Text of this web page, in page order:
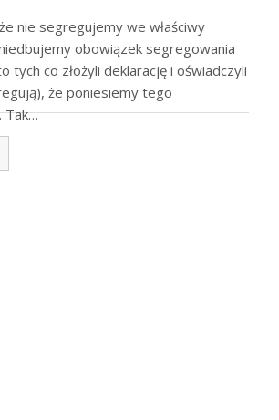
nie segregujemy we właściwy
obowiązek segregowania
tych co złożyli deklarację i oświadczyli
że poniesiemy tego
Tak…